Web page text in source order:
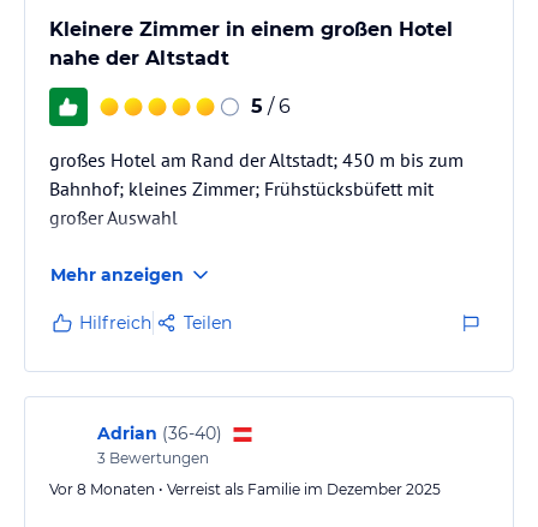
Kleinere Zimmer in einem großen Hotel
nahe der Altstadt
5 / 6
großes Hotel am Rand der Altstadt; 450 m bis zum
Bahnhof; kleines Zimmer; Frühstücksbüfett mit
großer Auswahl
Mehr anzeigen
Hilfreich Teilen
Adrian (36-40)
3 Bewertungen
Vor 8 Monaten • Verreist als Familie im Dezember 2025